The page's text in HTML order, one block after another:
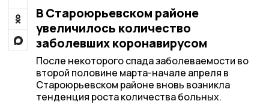
В Староюрьевском районе
увеличилось количество
заболевших коронавирусом
После некоторого спада заболеваемости во
второй половине марта-начале апреля в
Староюрьевском районе вновь возникла
тенденция роста количества больных.